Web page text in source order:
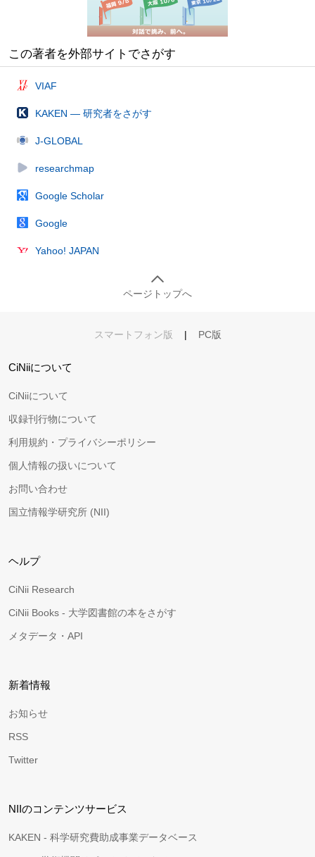
この著者を外部サイトでさがす
VIAF
KAKEN — 研究者をさがす
J-GLOBAL
researchmap
Google Scholar
Google
Yahoo! JAPAN
ページトップへ
スマートフォン版 | PC版
CiNiiについて
CiNiiについて
収録刊行物について
利用規約・プライバシーポリシー
個人情報の扱いについて
お問い合わせ
国立情報学研究所 (NII)
ヘルプ
CiNii Research
CiNii Books - 大学図書館の本をさがす
メタデータ・API
新着情報
お知らせ
RSS
Twitter
NIIのコンテンツサービス
KAKEN - 科学研究費助成事業データベース